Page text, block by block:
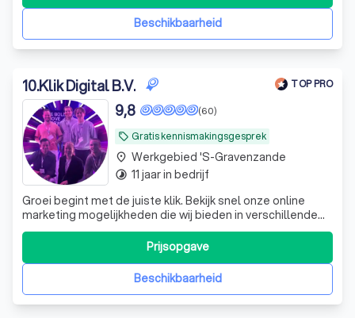
Beschikbaarheid
10.Klik Digital B.V. TOP PRO
local_offer Gratis kennismakingsgesprek
(60)
9,8
Groei begint met de juiste klik. Bekijk snel onze online
marketing mogelijkheden die wij bieden in verschillende
industrieën.
Beschikbaarheid
Prijsopgave
place Werkgebied 's-Gravenzande
timelapse 11 jaar in bedrijf